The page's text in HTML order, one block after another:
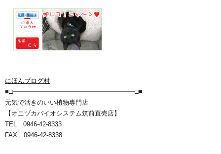
にほんブログ村
■□━━━━━━━━━━━━━━━━━━━□■
元気で活きのいい植物専門店
【オニヅカバイオシステム筑前直売店】
TEL 0946-42-8333
FAX 0946-42-8338